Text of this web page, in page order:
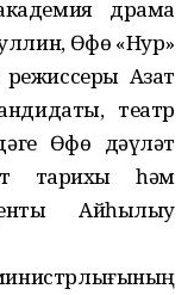
драма
Өфө «Нур»
Азат
театр
Өфө дәүләт
тарихы һәм
Айһылыу